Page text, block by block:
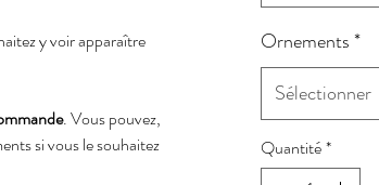
y voir apparaître
. Vous pouvez,
si vous le souhaitez
Ornements*
Sélectionner
Quantité*